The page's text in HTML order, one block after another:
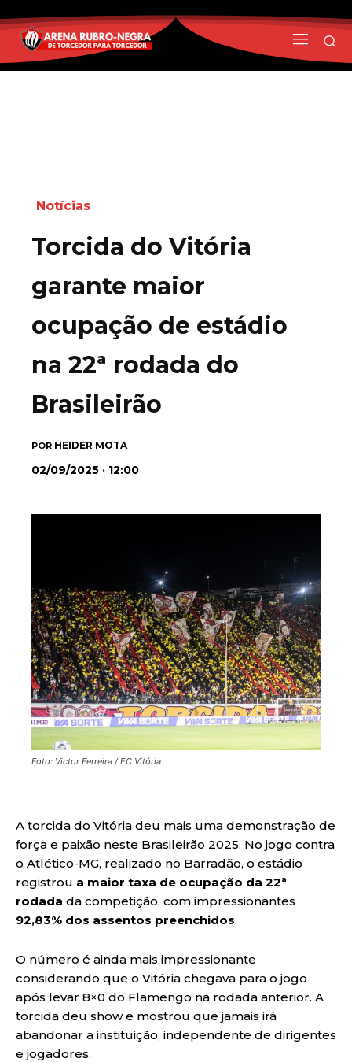
Notícias
Torcida do Vitória
garante maior
ocupação de estádio
na 22ª rodada do
Brasileirão
POR HEIDER MOTA
02/09/2025 · 12:00
Foto: Victor Ferreira / EC Vitória
A torcida do Vitória deu mais uma demonstração de
força e paixão neste Brasileirão 2025. No jogo contra
o Atlético-MG, realizado no Barradão, o estádio
registrou a maior taxa de ocupação da 22ª
rodada da competição, com impressionantes
92,83% dos assentos preenchidos.
O número é ainda mais impressionante
considerando que o Vitória chegava para o jogo
após levar 8×0 do Flamengo na rodada anterior. A
torcida deu show e mostrou que jamais irá
abandonar a instituição, independente de dirigentes
e jogadores.